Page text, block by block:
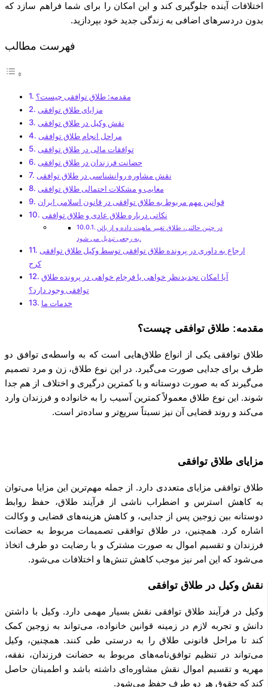
اختلافات آینده جلوگیری کند و این امکان را برای شما فراهم سازد که
بدون دردسرهای اضافی به زندگی جدید خود بپردازید.
فهرست مطالب
مقدمه: طلاق توافقی چیست؟
مزایای طلاق توافقی
نقش وکیل در طلاق توافقی
مراحل انجام طلاق توافقی
توافقات مالی در طلاق توافقی
حضانت فرزندان در طلاق توافقی
نقش مشاوره روانشناسی در طلاق توافقی
معایب و مشکلات احتمالی طلاق توافقی
قوانین مهم مربوط به طلاق توافقی در قانون اسلامی ایران
نکاتی درباره طلاق عادی و طلاق توافقی
در چنین حالتی، طلاق تغییر ماهیت داده و از بائن
به رجعی تبدیل می شود.
ارجاع به داوری در پرونده طلاق توافقی توسط وکیل طلاق توافقی
کرج
آیا امکان تجدیدنظر خواهی یا فرجام خواهی در پرونده طلاق
توافقی وجود دارد؟
خدمات ما
مقدمه: طلاق توافقی چیست؟
طلاق توافقی یکی از انواع طلاق‌هایی است که به واسطه‌ی توافق دو
طرف برای جدایی صورت می‌گیرد. در این نوع طلاق، زن و مرد تصمیم
می‌گیرند که به صورت دوستانه و با کمترین درگیری و اختلاف از هم جدا
شوند. این نوع طلاق معمولاً کمترین آسیب را به خانواده و فرزندان وارد
می‌کند و روند قضایی آن نیز نسبتاً سریع‌تر و ساده‌تر است.
مزایای طلاق توافقی
طلاق توافقی مزایای متعددی دارد. از جمله مهم‌ترین این مزایا می‌توان
به کاهش استرس و اضطراب ناشی از فرآیند طلاق، حفظ روابط
دوستانه بین زوجین پس از جدایی، و کاهش هزینه‌های قضایی و وکالت
اشاره کرد. همچنین، در طلاق توافقی تصمیمات مربوط به حضانت
فرزندان و تقسیم اموال به صورت مشترک و با رضایت دو طرف اتخاذ
می‌شود که این امر نیز موجب کاهش تنش‌ها و اختلافات می‌شود.
نقش وکیل در طلاق توافقی
وکیل در فرآیند طلاق توافقی نقش بسیار مهمی دارد. وکیل با داشتن
دانش و تجربه لازم در زمینه قوانین خانواده، می‌تواند به زوجین کمک
کند تا مراحل قانونی طلاق را به درستی طی کنند. همچنین، وکیل
می‌تواند در تنظیم توافق‌نامه‌های مربوط به حضانت فرزندان، نفقه،
مهریه و تقسیم اموال نقش مشاوره‌ای داشته باشد و اطمینان حاصل
کند که حقوق هر دو طرف حفظ می‌شود.